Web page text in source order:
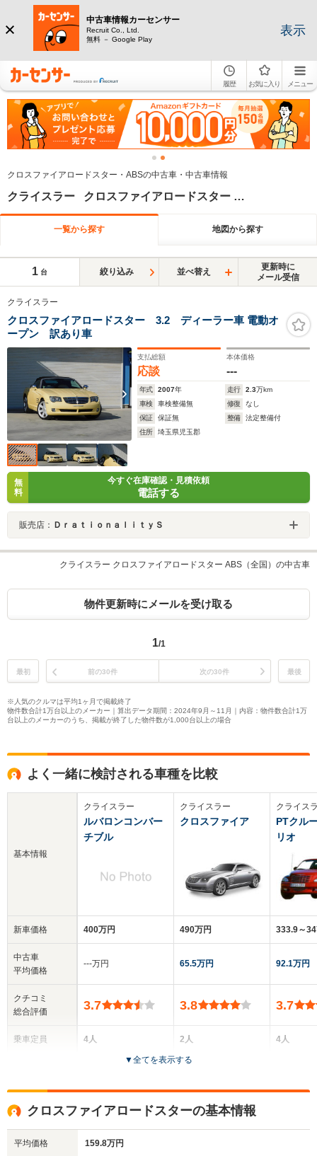
中古車情報カーセンサー
Recruit Co., Ltd.
無料 － Google Play
表示
履歴 お気に入り メニュー
クロスファイアロードスター・ABSの中古車・中古車情報
クライスラー クロスファイアロードスター ABS
一覧から探す 地図から探す
1 台 絞り込み 並べ替え
更新時に
メール受信
クライスラー
クロスファイアロードスター 3.2 ディーラー車 電動オ
ープン 訳あり車
支払総額
応談
本体価格
---
年式 2007年 走行 2.3万km
車検
車検整備無 修復
なし
保証
保証無 整備
法定整備付
住所
埼玉県児玉郡
無
料
今すぐ在庫確認・見積依頼
電話する
販売店： ＤｒａｔｉｏｎａｌｉｔｙＳ
クライスラー クロスファイアロードスター ABS（全国）の中古車
物件更新時にメールを受け取る
1/1
最初 前の30件 次の30件 最後
※人気のクルマは平均1ヶ月で掲載終了
物件数合計1万台以上のメーカー｜算出データ期間：2024年9月～11月｜内容：物件数合計1万
台以上のメーカーのうち、掲載が終了した物件数が1,000台以上の場合
よく一緒に検討される車種を比較
基本情報
新車価格
中古車
平均価格
クチコミ
総合評価
乗車定員
クライスラー
ルバロンコンバー
チブル
400万円
‐‐‐万円
3.7
4人
1.38m
クライスラー
クロスファイア
490万円
65.5万円
3.8
2人
3ドア
全高
1.31m
クライス
PTクル
リオ
333.9～
92.1万円
3.7
4人
▼全てを表示する
クロスファイアロードスターの基本情報
平均価格 159.8万円